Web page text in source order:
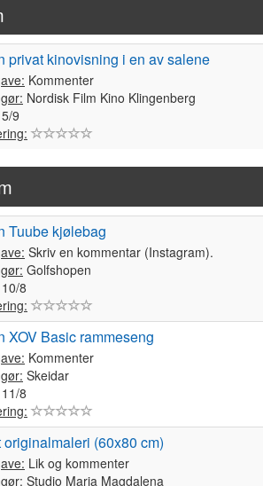
privat kinovisning i en av salene
Kommenter
Nordisk Film Kino Klingenberg
5/9
Tuube kjølebag
Skriv en kommentar (Instagram).
Golfshopen
10/8
XOV Basic rammeseng
Kommenter
Skeidar
11/8
originalmaleri (60x80 cm)
Lik og kommenter
Studio Maria Magdalena